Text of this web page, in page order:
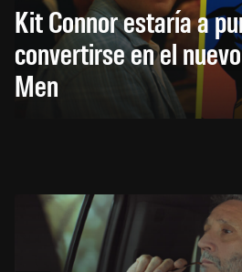
Kit Connor estaría a
convertirse en el
Men